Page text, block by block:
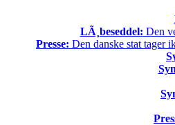
LÃ¸beseddel: Den
Presse: Den danske stat tager